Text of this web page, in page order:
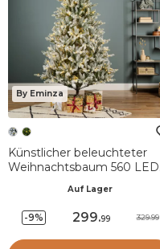
By Eminza
Künstlicher beleuchteter
Weihnachtsbaum 560 LED
Schneebedeckt Grün
Auf Lager
-9% 299.99 329.99